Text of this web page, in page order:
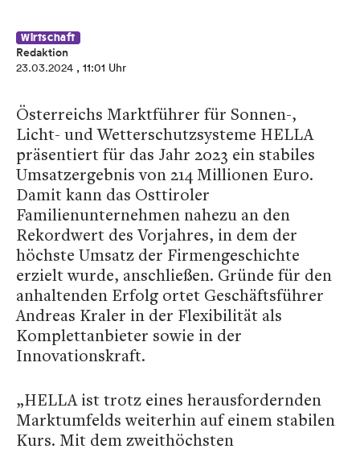
Wirtschaft
Redaktion
23.03.2024 , 11:01 Uhr
Österreichs Marktführer für Sonnen-,
Licht- und Wetterschutzsysteme HELLA
präsentiert für das Jahr 2023 ein stabiles
Umsatzergebnis von 214 Millionen Euro.
Damit kann das Osttiroler
Familienunternehmen nahezu an den
Rekordwert des Vorjahres, in dem der
höchste Umsatz der Firmengeschichte
erzielt wurde, anschließen. Gründe für den
anhaltenden Erfolg ortet Geschäftsführer
Andreas Kraler in der Flexibilität als
Komplettanbieter sowie in der
Innovationskraft.
„HELLA ist trotz eines herausfordernden
Marktumfelds weiterhin auf einem stabilen
Kurs. Mit dem zweithöchsten